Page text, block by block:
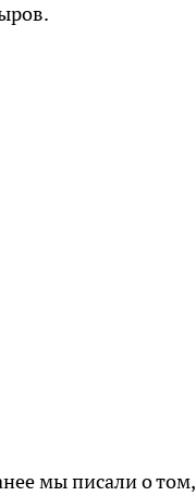
мы писали о том,